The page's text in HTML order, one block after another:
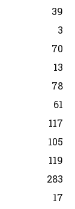
39
3
70
13
78
61
117
105
119
283
17